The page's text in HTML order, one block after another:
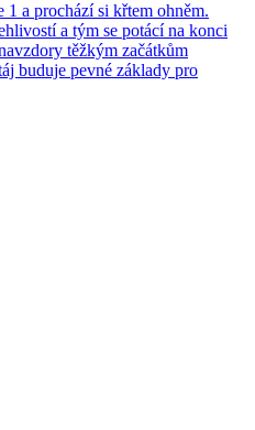
a prochází si křtem ohněm.
a tým se potácí na konci
těžkým začátkům
buduje pevné základy pro